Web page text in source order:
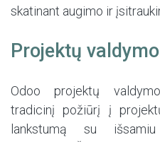
skatinant augimo ir
Projektų
Odoo projektų
tradicinį požiūrį į
lankstumą su